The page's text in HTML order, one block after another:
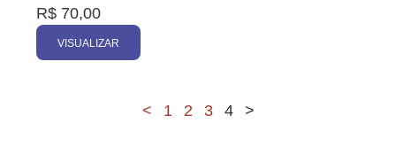
R$ 70,00
VISUALIZAR
< 1 2 3 4 >